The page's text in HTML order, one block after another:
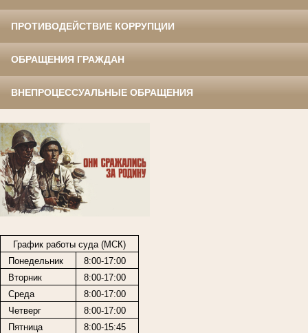
ПРОТИВОДЕЙСТВИЕ КОРРУПЦИИ
ОБРАЩЕНИЯ ГРАЖДАН
ВНЕПРОЦЕССУАЛЬНЫЕ ОБРАЩЕНИЯ
График работы суда (МСК)
Понедельник
8:00-17:00
Вторник
8:00-17:00
Среда
8:00-17:00
Четверг
8:00-17:00
Пятница
8:00-15:45